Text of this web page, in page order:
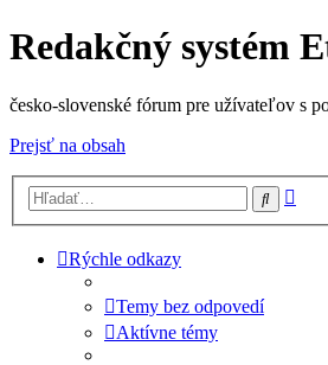
Redakčný systém
česko-slovenské fórum pre užívateľov s
Prejsť na obsah
Hľadať
Rýchle odkazy
Temy bez odpovedí
Aktívne témy